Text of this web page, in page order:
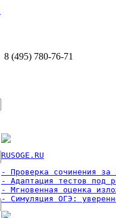
8 (495) 780-76-71
RUSOGE.RU
- Проверка сочинения за
- Адаптация тестов под
- Мгновенная оценка
- Симуляция ОГЭ: